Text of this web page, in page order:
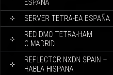
ESPAÑA
SERVER TETRA-EA ESPAÑA
RED DMO TETRA-HAM
C.MADRID
REFLECTOR NXDN SPAIN –
HABLA HISPANA